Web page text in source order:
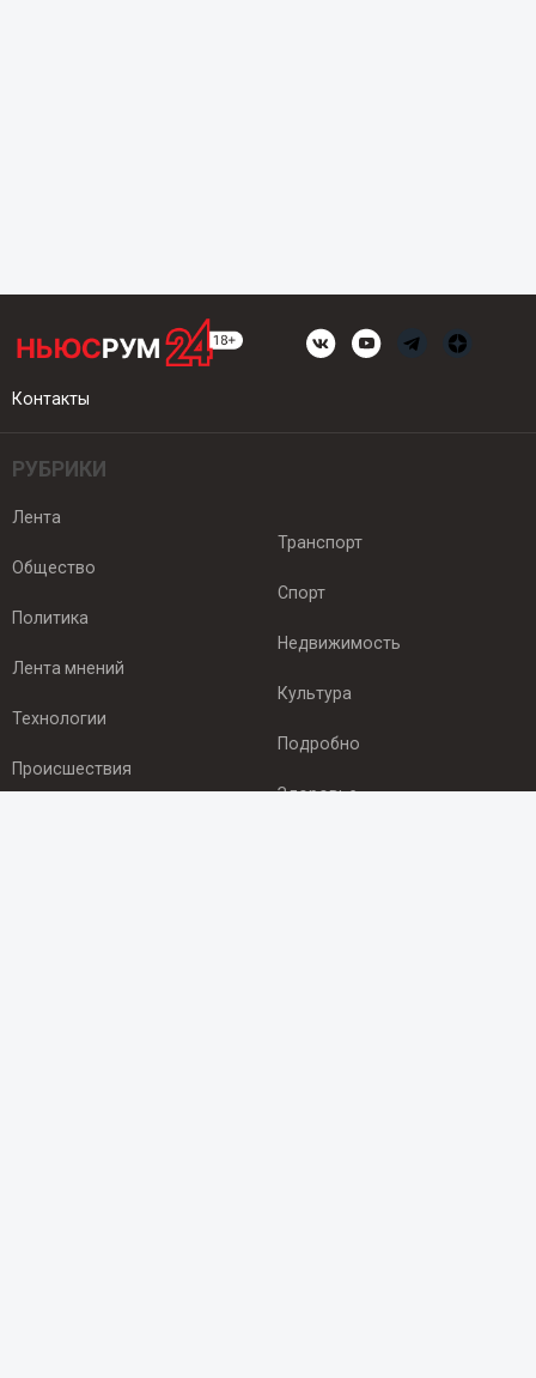
Контакты
РУБРИКИ
Лента
Общество
Политика
Лента мнений
Технологии
Происшествия
Транспорт
Спорт
Недвижимость
Культура
Подробно
Здоровье